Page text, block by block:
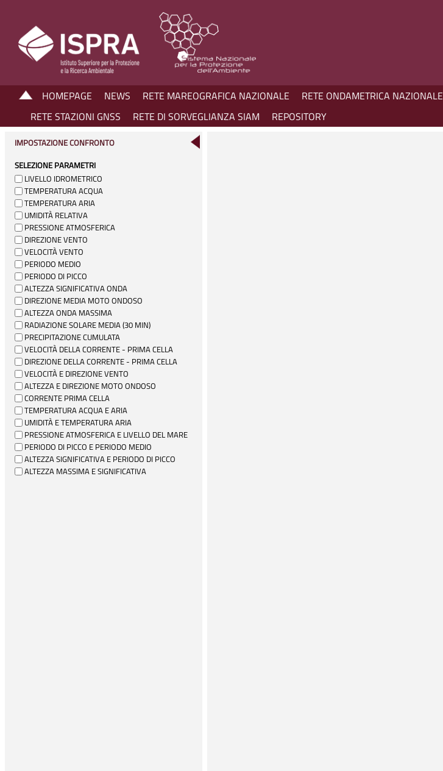
HOMEPAGE NEWS RETE MAREOGRAFICA NAZIONALE RETE ONDAMETRICA NAZIONALE
RETE STAZIONI GNSS
RETE DI SORVEGLIANZA SIAM REPOSITORY
IMPOSTAZIONE CONFRONTO
SELEZIONE PARAMETRI
LIVELLO IDROMETRICO
TEMPERATURA ACQUA
TEMPERATURA ARIA
UMIDITÀ RELATIVA
PRESSIONE ATMOSFERICA
DIREZIONE VENTO
VELOCITÀ VENTO
PERIODO MEDIO
PERIODO DI PICCO
ALTEZZA SIGNIFICATIVA ONDA
DIREZIONE MEDIA MOTO ONDOSO
ALTEZZA ONDA MASSIMA
RADIAZIONE SOLARE MEDIA (30 MIN)
PRECIPITAZIONE CUMULATA
VELOCITÀ DELLA CORRENTE - PRIMA CELLA
DIREZIONE DELLA CORRENTE - PRIMA CELLA
VELOCITÀ E DIREZIONE VENTO
ALTEZZA E DIREZIONE MOTO ONDOSO
CORRENTE PRIMA CELLA
TEMPERATURA ACQUA E ARIA
UMIDITÀ E TEMPERATURA ARIA
PRESSIONE ATMOSFERICA E LIVELLO DEL MARE
PERIODO DI PICCO E PERIODO MEDIO
ALTEZZA SIGNIFICATIVA E PERIODO DI PICCO
ALTEZZA MASSIMA E SIGNIFICATIVA